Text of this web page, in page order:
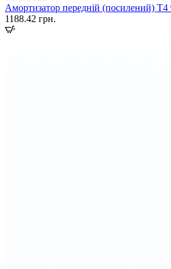
Амортизатор передній (посилений) T4
1188.42 грн.